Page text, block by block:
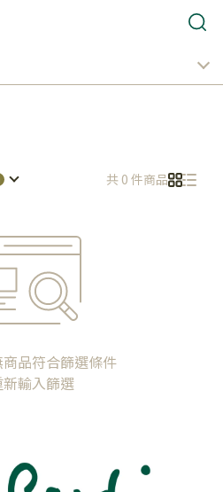
共 0 件商品
品符合篩選條件
輸入篩選